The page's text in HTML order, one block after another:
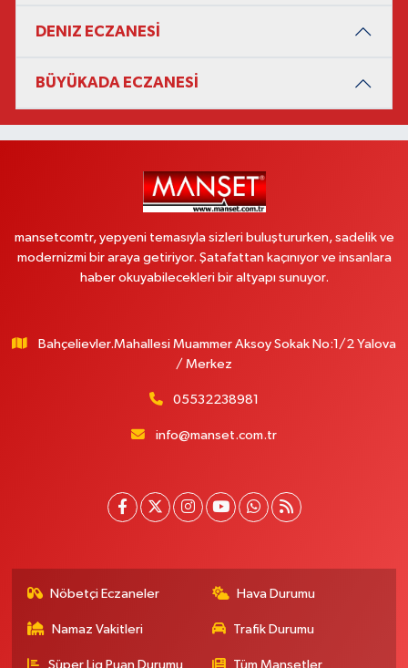
DENIZ ECZANESİ
BÜYÜKADA ECZANESİ
mansetcomtr, yepyeni temasıyla sizleri buluştururken, sadelik ve
modernizmi bir araya getiriyor. Şatafattan kaçınıyor ve insanlara
haber okuyabilecekleri bir altyapı sunuyor.
Bahçelievler.Mahallesi Muammer Aksoy Sokak No:1/2 Yalova
/ Merkez
05532238981
info@manset.com.tr
Nöbetçi Eczaneler Hava Durumu
Namaz Vakitleri Trafik Durumu
Süper Lig Puan Durumu Tüm Manşetler